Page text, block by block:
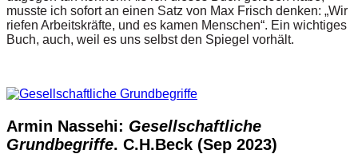
musste ich sofort an einen Satz von Max Frisch denken: „Wir
riefen Arbeitskräfte, und es kamen Menschen“. Ein wichtiges
Buch, auch, weil es uns selbst den Spiegel vorhält.
Armin Nassehi: Gesellschaftliche
Grundbegriffe. C.H.Beck (Sep 2023)